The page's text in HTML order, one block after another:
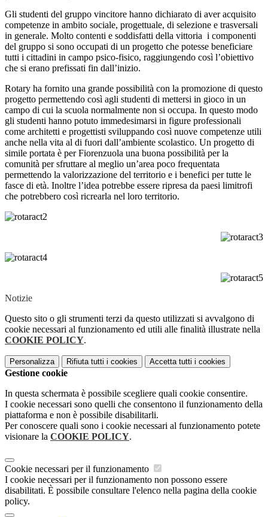
Gli studenti del gruppo vincitore hanno dichiarato di aver acquisito
competenze in ambito sociale, progettuale, di selezione e trasversali
in generale. Molto contenti e soddisfatti della vittoria i componenti
del gruppo si sono occupati di un progetto che potesse beneficiare
tutti i cittadini in campo psico-fisico, raggiungendo così l’obiettivo
che si erano prefissati fin dall’inizio.
Rotary ha fornito una grande possibilità con la promozione di questo
progetto permettendo così agli studenti di mettersi in gioco in un
campo di cui la scuola normalmente non si occupa. In questo modo
gli studenti hanno potuto immedesimarsi in figure professionali
come architetti e progettisti sviluppando così nuove competenze utili
anche nella vita al di fuori dall’ambiente scolastico. Un progetto di
simile portata è per Fiorenzuola una buona possibilità per la
comunità per sfruttare al meglio un’area poco frequentata
permettendo la valorizzazione del territorio e i benefici per tutte le
fasce di età. Inoltre l’idea potrebbe essere ripresa da paesi limitrofi
che potrebbero così ricrearla nel loro territorio.
Notizie
Questo sito o gli strumenti terzi da questo utilizzati si avvalgono di
cookie necessari al funzionamento ed utili alle finalità illustrate nella
COOKIE POLICY.
Personalizza Rifiuta tutti i cookies Accetta tutti i cookies
Gestione cookie
In questa schermata è possibile scegliere quali cookie consentire.
I cookie necessari sono quelli che consentono il funzionamento della
piattaforma e non è possibile disabilitarli.
Per conoscere quali sono i cookie necessari al funzionamento potete
visionare la COOKIE POLICY.
Cookie necessari per il funzionamento
I cookie necessari per il funzionamento non possono essere
disabilitati. È possibile consultare l'elenco nella pagina della cookie
policy.